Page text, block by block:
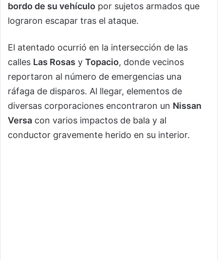
bordo de su vehículo por sujetos armados que
lograron escapar tras el ataque.
El atentado ocurrió en la intersección de las
calles Las Rosas y Topacio, donde vecinos
reportaron al número de emergencias una
ráfaga de disparos. Al llegar, elementos de
diversas corporaciones encontraron un Nissan
Versa con varios impactos de bala y al
conductor gravemente herido en su interior.